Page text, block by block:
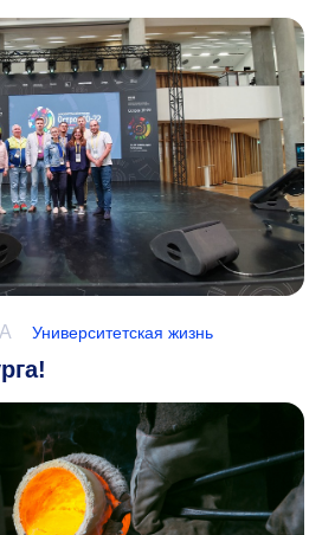
Университетская жизнь